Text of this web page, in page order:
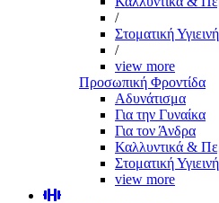
/
Στοματική Υγιεινή
/
view more
Προσωπική Φροντίδα
Αδυνάτισμα
Για την Γυναίκα
Για τον Άνδρα
Καλλυντικά &
Στοματική Υγιεινή
view more